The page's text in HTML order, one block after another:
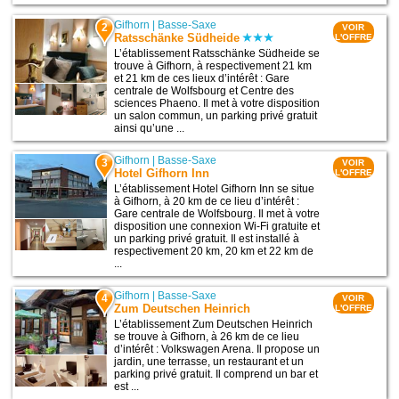
2 Gifhorn Basse-Saxe
Ratsschänke Südheide
L’établissement Ratsschänke Südheide se
trouve à Gifhorn, à respectivement 21 km
et 21 km de ces lieux d’intérêt : Gare
centrale de Wolfsbourg et Centre des
sciences Phaeno. Il met à votre disposition
un salon commun, un parking privé gratuit
ainsi qu’une ...
VOIR
L'OFFRE
3 Gifhorn Basse-Saxe
Hotel Gifhorn Inn
L’établissement Hotel Gifhorn Inn se situe
à Gifhorn, à 20 km de ce lieu d’intérêt :
Gare centrale de Wolfsbourg. Il met à votre
disposition une connexion Wi-Fi gratuite et
un parking privé gratuit. Il est installé à
respectivement 20 km, 20 km et 22 km de
...
VOIR
L'OFFRE
4 Gifhorn Basse-Saxe
Zum Deutschen Heinrich
L’établissement Zum Deutschen Heinrich
se trouve à Gifhorn, à 26 km de ce lieu
d’intérêt : Volkswagen Arena. Il propose un
jardin, une terrasse, un restaurant et un
parking privé gratuit. Il comprend un bar et
est ...
VOIR
L'OFFRE